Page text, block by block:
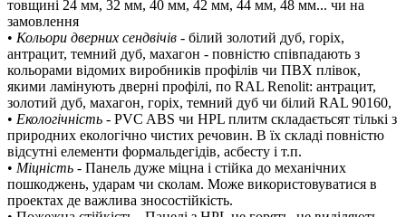
товщині 24 мм, 32 мм, 40 мм, 42 мм, 44 мм, 48 мм... чи на
замовлення
• Кольори дверних сендвічів - білий золотий дуб, горіх,
антрацит, темний дуб, махагон - повністю співпадають з
кольорами відомих виробників профілів чи ПВХ плівок,
якими ламінують дверні профілі, по RAL Renolit: антрацит,
золотий дуб, махагон, горіх, темний дуб чи білий RAL 90160,
• Екологічність - PVC ABS чи HPL плитм складаєтьсят тількі з
природних екологічно чистих речовин. В їх складі повністю
відсутні елементи формальдегідів, асбесту і т.п.
• Міцність - Панель дуже міцна і стійка до механічних
пошкоджень, ударам чи сколам. Може використовуватися в
проектах де важлива зносостійкість.